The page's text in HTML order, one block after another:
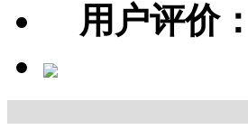
用户评价：